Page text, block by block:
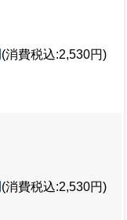
(消費税込:2,530円)
(消費税込:2,530円)